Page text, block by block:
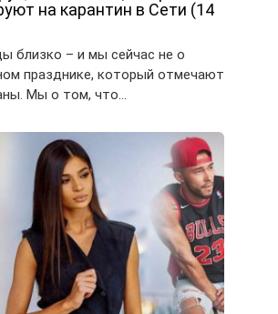
на карантин в Сети (14
близко – и мы сейчас не о
празднике, который отмечают
Мы о том, что…